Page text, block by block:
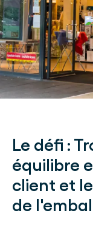
Le défi :
équilibre
client et
de